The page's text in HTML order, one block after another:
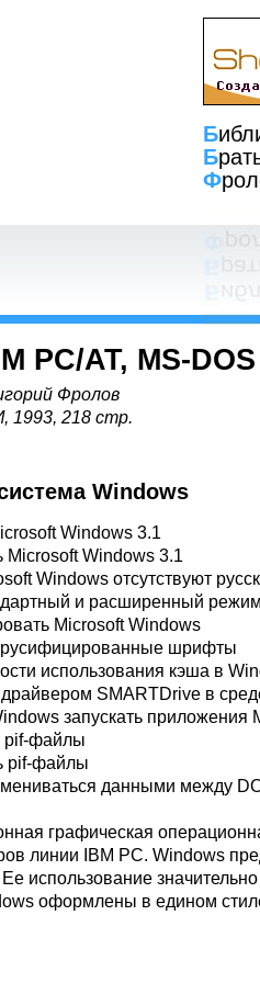
Б
Б
Ф
PC/AT, MS-
Фролов
1993, 218 стр.
Windows
Windows 3.1
Microsoft Windows 3.1
Windows отсутствуют
и расширенный
Microsoft Windows
шрифты
использования кэша в
драйвером SMARTDrive в
запускать приложения
pif-файлы
pif-файлы
данными между
графическая
линии IBM PC. Windows
использование
оформлены в едином